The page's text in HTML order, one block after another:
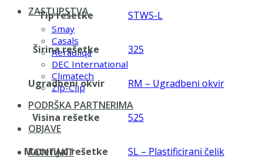
ZASTUPSTVA
Smay
Casals
Aerauliqa
DEC International
Climatech
Zip-Clip
PODRŠKA PARTNERIMA
OBJAVE
KONTAKT
Tip rešetke STWS-L
Širina rešetke 325
Ugradbeni okvir RM – Ugradbeni okvir
Visina rešetke 525
Materijal rešetke SL – Plastificirani čelik